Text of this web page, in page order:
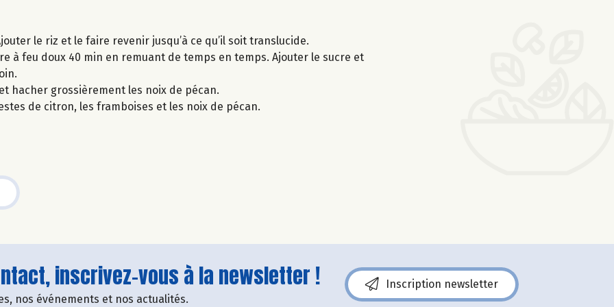
le riz et le faire revenir jusqu’à ce qu’il soit translucide.
à feu doux 40 min en remuant de temps en temps. Ajouter le sucre et
hacher grossièrement les noix de pécan.
de citron, les framboises et les noix de pécan.
inscrivez-vous à la newsletter !
nos événements et nos actualités.
Inscription newsletter